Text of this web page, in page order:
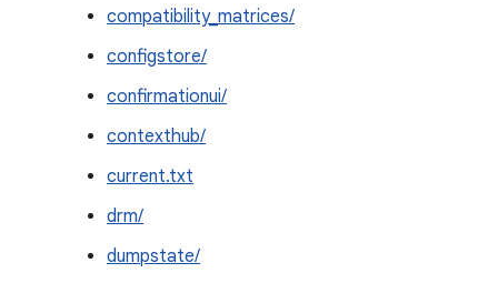
compatibility_matrices/
configstore/
confirmationui/
contexthub/
current.txt
drm/
dumpstate/